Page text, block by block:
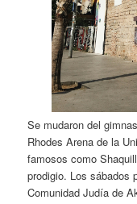
Se mudaron del
Rhodes Arena de la
famosos como
prodigio. Los sábados
Comunidad Judía de